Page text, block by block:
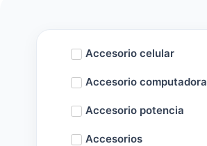
Accesorio celular
Accesorio computadora
Accesorio potencia
Accesorios